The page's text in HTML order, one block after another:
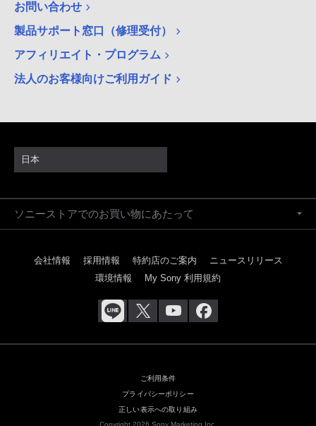
お問い合わせ
製品サポート窓口（修理受付）
アフィリエイト・プログラム
法人のお客様向けご利用ガイド
日本
ソニーストアでのお買い物にあたって
会社情報 採用情報 特約店のご案内
ニュースリリース
環境情報
My Sony 利用規約
ご利用条件
プライバシーポリシー
正しい表示への取り組み
Copyright 2026 Sony Marketing Inc.